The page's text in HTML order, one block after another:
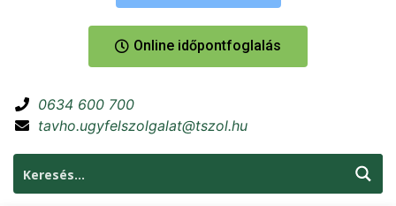
Online időpontfoglalás
0634 600 700
tavho.ugyfelszolgalat@tszol.hu